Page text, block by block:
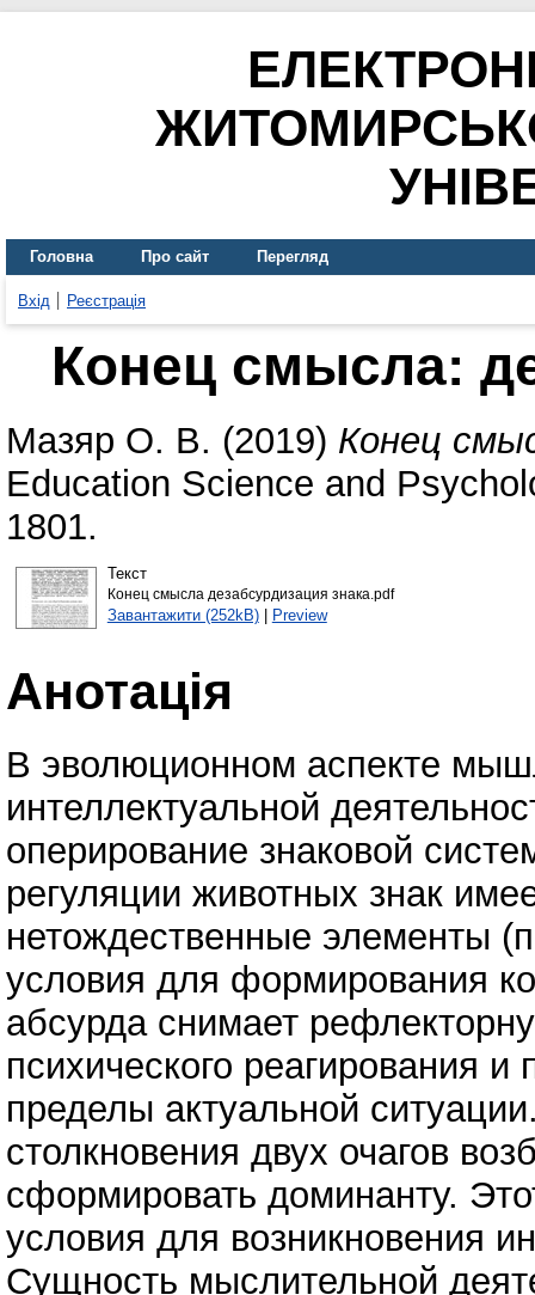
Головна Про сайт Перегляд
Вхід Реєстрація
Конец смысла:
Мазяр О. В. (2019) Конец
Education Science and
1801.
Текст
Конец смысла дезабсурдизация знака.pdf
Завантажити (252kB)| Preview
Анотація
В эволюционном аспекте
интеллектуальной
оперирование знаковой
регуляции животных знак
нетождественные элементы
условия для формирования
абсурда снимает
психического реагирования и
пределы актуальной
столкновения двух очагов
сформировать доминанту.
условия для возникновения
Сущность мыслительной